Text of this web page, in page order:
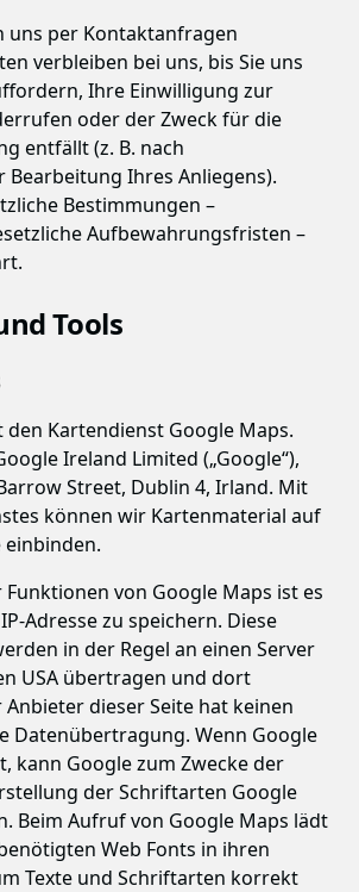
uns per Kontaktanfragen
verbleiben bei uns, bis Sie uns
Ihre Einwilligung zur
oder der Zweck für die
entfällt (z. B. nach
Bearbeitung Ihres Anliegens).
Bestimmungen –
Aufbewahrungsfristen –
Tools
den Kartendienst Google Maps.
Ireland Limited („Google“),
Street, Dublin 4, Irland. Mit
können wir Kartenmaterial auf
einbinden.
von Google Maps ist es
Adresse zu speichern. Diese
in der Regel an einen Server
USA übertragen und dort
dieser Seite hat keinen
Datenübertragung. Wenn Google
kann Google zum Zwecke der
der Schriftarten Google
Beim Aufruf von Google Maps lädt
Web Fonts in ihren
Texte und Schriftarten korrekt